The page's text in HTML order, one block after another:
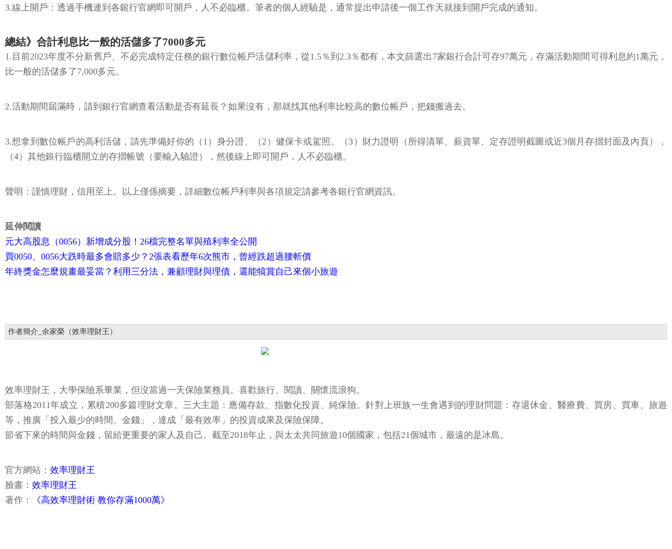
3.線上開戶：透過手機連到各銀行官網即可開戶，人不必臨櫃。筆者的個人經驗是，通常提出申請後一個工作天就接到開戶完成的通知。
總結》合計利息比一般的活儲多了7000多元
1.目前2023年度不分新舊戶、不必完成特定任務的銀行數位帳戶活儲利率，從1.5％到2.3％都有，本文篩選出7家銀行合計可存97萬元，存滿活動期間可得利息約1萬元，
比一般的活儲多了7,000多元。
2.活動期間屆滿時，請到銀行官網查看活動是否有延長？如果沒有，那就找其他利率比較高的數位帳戶，把錢搬過去。
3.想拿到數位帳戶的高利活儲，請先準備好你的（1）身分證、（2）健保卡或駕照、（3）財力證明（所得清單、薪資單、定存證明截圖或近3個月存摺封面及內頁），
（4）其他銀行臨櫃開立的存摺帳號（要輸入驗證），然後線上即可開戶，人不必臨櫃。
聲明：謹慎理財，信用至上。以上僅係摘要，詳細數位帳戶利率與各項規定請參考各銀行官網資訊。
延伸閱讀
元大高股息（0056）新增成分股！26檔完整名單與殖利率全公開
買0050、0056大跌時最多會賠多少？2張表看歷年6次熊市，曾經跌超過腰斬價
年終獎金怎麼規畫最妥當？利用三分法，兼顧理財與理債，還能犒賞自己來個小旅遊
作者簡介_余家榮（效率理財王）
效率理財王，大學保險系畢業，但沒當過一天保險業務員。喜歡旅行、閱讀、關懷流浪狗。
部落格2011年成立，累積200多篇理財文章。三大主題：應備存款、指數化投資、純保險。針對上班族一生會遇到的理財問題：存退休金、醫療費、買房、買車、旅遊
等，推廣「投入最少的時間、金錢」，達成「最有效率」的投資成果及保險保障。
節省下來的時間與金錢，留給更重要的家人及自己。截至2018年止，與太太共同旅遊10個國家，包括21個城市，最遠的是冰島。
官方網站： 效率理財王
臉書： 效率理財王
著作：
《高效率理財術 教你存滿1000萬》